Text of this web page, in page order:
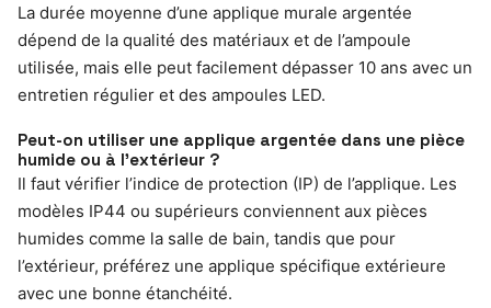
La durée moyenne d’une applique murale argentée
dépend de la qualité des matériaux et de l’ampoule
utilisée, mais elle peut facilement dépasser 10 ans avec un
entretien régulier et des ampoules LED.
Peut-on utiliser une applique argentée dans une pièce
humide ou à l’extérieur ?
Il faut vérifier l’indice de protection (IP) de l’applique. Les
modèles IP44 ou supérieurs conviennent aux pièces
humides comme la salle de bain, tandis que pour
l’extérieur, préférez une applique spécifique extérieure
avec une bonne étanchéité.